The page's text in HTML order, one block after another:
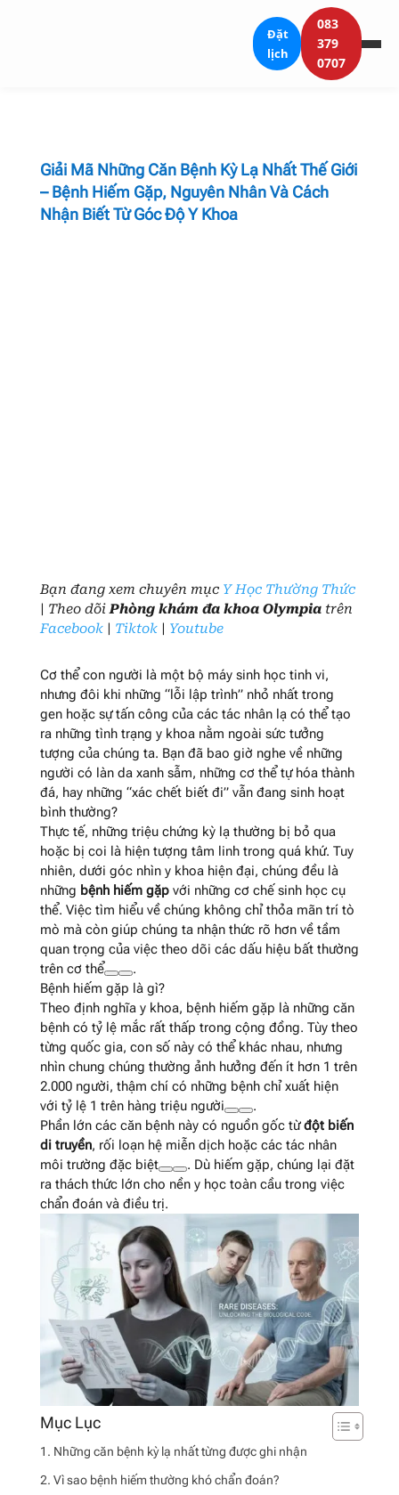
Đặt
lịch
083
379
0707
Giải Mã Những Căn Bệnh Kỳ Lạ Nhất Thế Giới
– Bệnh Hiếm Gặp, Nguyên Nhân Và Cách
Nhận Biết Từ Góc Độ Y Khoa
Bạn đang xem chuyên mục Y Học Thường Thức
| Theo dõiPhòng khám đa khoa Olympiatrên
Facebook| Tiktok| Youtube
Cơ thể con người là một bộ máy sinh học tinh vi,
nhưng đôi khi những “lỗi lập trình” nhỏ nhất trong
gen hoặc sự tấn công của các tác nhân lạ có thể tạo
ra những tình trạng y khoa nằm ngoài sức tưởng
tượng của chúng ta. Bạn đã bao giờ nghe về những
người có làn da xanh sẫm, những cơ thể tự hóa thành
đá, hay những “xác chết biết đi” vẫn đang sinh hoạt
bình thường?
Thực tế, những triệu chứng kỳ lạ thường bị bỏ qua
hoặc bị coi là hiện tượng tâm linh trong quá khứ. Tuy
nhiên, dưới góc nhìn y khoa hiện đại, chúng đều là
những bệnh hiếm gặpvới những cơ chế sinh học cụ
thể. Việc tìm hiểu về chúng không chỉ thỏa mãn trí tò
mò mà còn giúp chúng ta nhận thức rõ hơn về tầm
quan trọng của việc theo dõi các dấu hiệu bất thường
trên cơ thể
.
Bệnh hiếm gặp là gì?
Theo định nghĩa y khoa, bệnh hiếm gặp là những căn
bệnh có tỷ lệ mắc rất thấp trong cộng đồng. Tùy theo
từng quốc gia, con số này có thể khác nhau, nhưng
nhìn chung chúng thường ảnh hưởng đến ít hơn 1 trên
2.000 người, thậm chí có những bệnh chỉ xuất hiện
với tỷ lệ 1 trên hàng triệu người
.
Phần lớn các căn bệnh này có nguồn gốc từđột biến
di truyền, rối loạn hệ miễn dịch hoặc các tác nhân
môi trường đặc biệt
. Dù hiếm gặp, chúng lại đặt
ra thách thức lớn cho nền y học toàn cầu trong việc
chẩn đoán và điều trị.
Những căn bệnh kỳ lạ nhất từng được ghi nhận
Vì sao bệnh hiếm thường khó chẩn đoán?